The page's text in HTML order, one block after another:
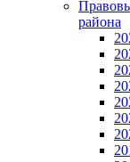
района